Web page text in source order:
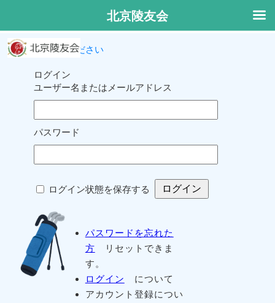
ログインしてください
ログイン
ユーザー名またはメールアドレス
パスワード
ログイン状態を保存する
パスワードを忘れた
方 リセットできま
す。
ログイン
について
アカウント登録につい
北京陵友会